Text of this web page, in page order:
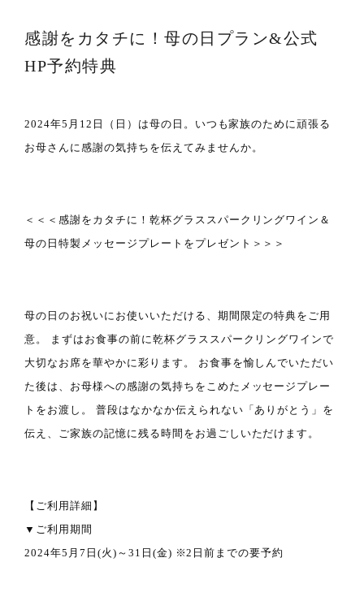
感謝をカタチに！母の日プラン&公式
HP予約特典
2024年5月12日（日）は母の日。いつも家族のために頑張る
お母さんに感謝の気持ちを伝えてみませんか。
＜＜＜感謝をカタチに！乾杯グラススパークリングワイン＆
母の日特製メッセージプレートをプレゼント＞＞＞
母の日のお祝いにお使いいただける、期間限定の特典をご用
意。 まずはお食事の前に乾杯グラススパークリングワインで
大切なお席を華やかに彩ります。 お食事を愉しんでいただい
た後は、お母様への感謝の気持ちをこめたメッセージプレー
トをお渡し。 普段はなかなか伝えられない「ありがとう」を
伝え、ご家族の記憶に残る時間をお過ごしいただけます。
【ご利用詳細】
▼ご利用期間
2024年5月7日(火)～31日(金) ※2日前までの要予約